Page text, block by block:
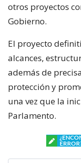
otros proyectos
Gobierno.
El proyecto
alcances,
además de
protección y
una vez que la
Parlamento.